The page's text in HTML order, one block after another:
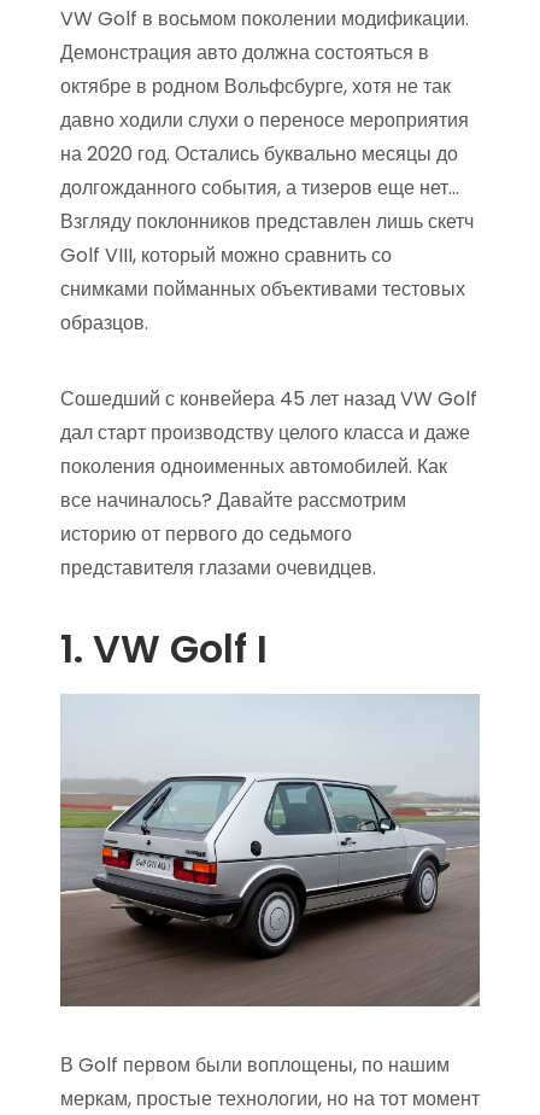
VW Golf в восьмом поколении модификации.
Демонстрация авто должна состояться в
октябре в родном Вольфсбурге, хотя не так
давно ходили слухи о переносе мероприятия
на 2020 год. Остались буквально месяцы до
долгожданного события, а тизеров еще нет…
Взгляду поклонников представлен лишь скетч
Golf VIII, который можно сравнить со
снимками пойманных объективами тестовых
образцов.
Сошедший с конвейера 45 лет назад VW Golf
дал старт производству целого класса и даже
поколения одноименных автомобилей. Как
все начиналось? Давайте рассмотрим
историю от первого до седьмого
представителя глазами очевидцев.
1. VW Golf I
В Golf первом были воплощены, по нашим
меркам, простые технологии, но на тот момент